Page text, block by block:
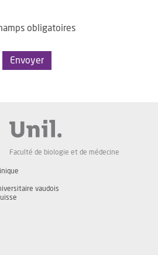
obligatoires
Envoyer
Faculté de biologie et de médecine
vaudois